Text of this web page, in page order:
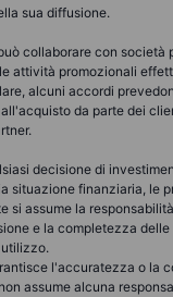
sua diffusione.
collaborare con società
attività promozionali
alcuni accordi
da parte dei
decisione di
situazione finanziaria, le
si assume la
e la completezza
l'accuratezza o la
assume alcuna